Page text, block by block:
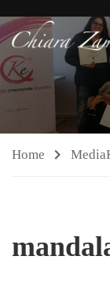
Home Media